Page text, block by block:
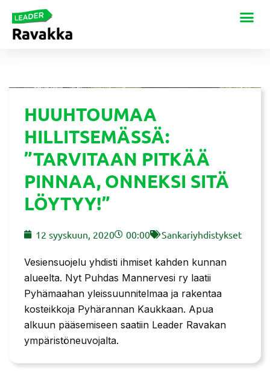
HUUHTOUMAA
HILLITSEMÄSSÄ:
”TARVITAAN PITKÄÄ
PINNAA, ONNEKSI SITÄ
LÖYTYY!”
12 syyskuun, 2020 00:00 Sankariyhdistykset
Vesiensuojelu yhdisti ihmiset kahden kunnan
alueelta. Nyt Puhdas Mannervesi ry laatii
Pyhämaahan yleissuunnitelmaa ja rakentaa
kosteikkoja Pyhärannan Kaukkaan. Apua
alkuun pääsemiseen saatiin Leader Ravakan
ympäristöneuvojalta.